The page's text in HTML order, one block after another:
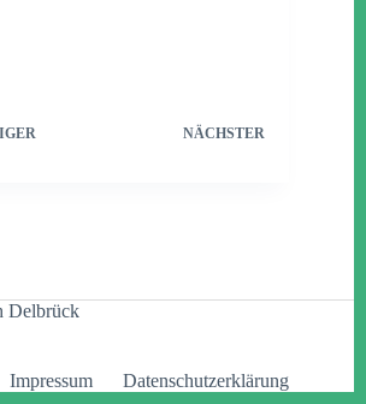
NÄCHSTER
Delbrück
Impressum Datenschutzerklärung